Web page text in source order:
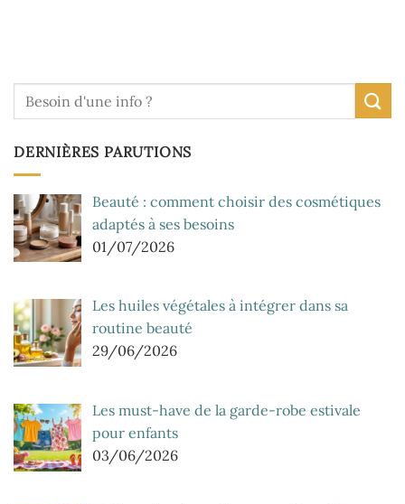
DERNIÈRES PARUTIONS
Beauté : comment choisir des cosmétiques
adaptés à ses besoins
01/07/2026
Les huiles végétales à intégrer dans sa
routine beauté
29/06/2026
Les must-have de la garde-robe estivale
pour enfants
03/06/2026